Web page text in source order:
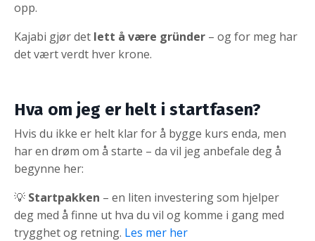
opp.
Kajabi gjør det lett å være gründer – og for meg har
det vært verdt hver krone.
Hva om jeg er helt i startfasen?
Hvis du ikke er helt klar for å bygge kurs enda, men
har en drøm om å starte – da vil jeg anbefale deg å
begynne her:
💡 Startpakken – en liten investering som hjelper
deg med å finne ut hva du vil og komme i gang med
trygghet og retning. Les mer her